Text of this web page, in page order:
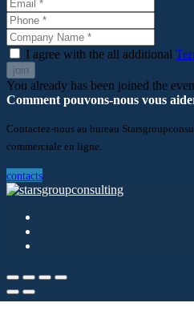
I agree with the all additional
join
You already has been joined the
Comment pouvons-nous vous
Contactez-nous au bureau
commerciale en ligne.
contacts